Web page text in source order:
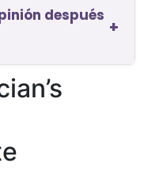
después
+